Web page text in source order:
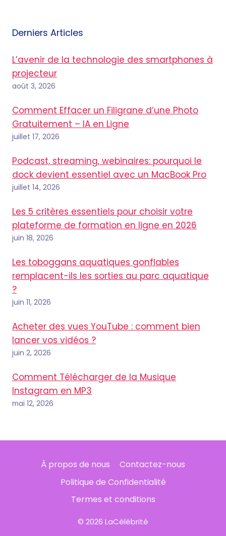
Derniers Articles
L’avenir de la technologie des smartphones à
projecteur
août 3, 2026
Comment Effacer un Filigrane d’une Photo
Gratuitement – IA en Ligne
juillet 17, 2026
Podcast, streaming, webinaires: pourquoi le
dock devient essentiel avec un MacBook Pro
juillet 14, 2026
Les 5 critères essentiels pour choisir votre
plateforme de formation en ligne en 2026
juin 18, 2026
Les toboggans aquatiques gonflables
remplacent-ils les sorties au parc aquatique
?
juin 11, 2026
Acheter des vues YouTube : comment bien
lancer vos vidéos ?
juin 2, 2026
Comment Télécharger de la Musique
Instagram en MP3
mai 12, 2026
À propos de nous
Contactez-nous
Politique de Confidentialité
Termes et conditions
© 2026 LaCélébrité